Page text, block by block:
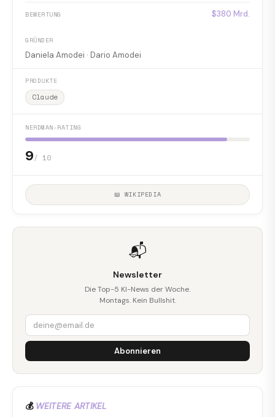
BEWERTUNG $380 Mrd.
GRÜNDER
Daniela Amodei · Dario Amodei
PRODUKTE
Claude
NERDMAN-RATING
9/ 10
📖 WIKIPEDIA
📬
Newsletter
Die Top-5 KI-News der Woche.
Montags. Kein Bullshit.
Abonnieren
💰 WEITERE ARTIKEL